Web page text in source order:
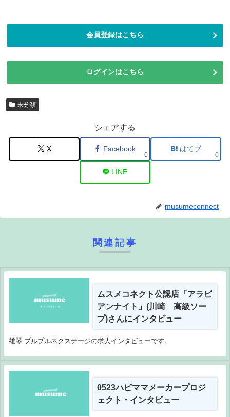
会員登録はこちら
ログインはこちら
未分類
シェアする
X Facebook
0
はてブ
0
LINE
musumeconnect
関連記事
ムスメコネクト公認店「アラビ
アンナイト」(川崎 高級ソー
プ)さんにインタビュー
雄琴 プルプルネクステージの求人インタビューです。
0523ハピママメーカープロジ
ェクト・インタビュー